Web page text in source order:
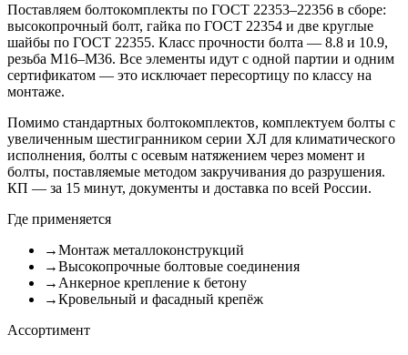
Поставляем болтокомплекты по ГОСТ 22353–22356 в сборе:
высокопрочный болт, гайка по ГОСТ 22354 и две круглые
шайбы по ГОСТ 22355. Класс прочности болта — 8.8 и 10.9,
резьба М16–М36. Все элементы идут с одной партии и одним
сертификатом — это исключает пересортицу по классу на
монтаже.
Помимо стандартных болтокомплектов, комплектуем болты с
увеличенным шестигранником серии ХЛ для климатического
исполнения, болты с осевым натяжением через момент и
болты, поставляемые методом закручивания до разрушения.
КП — за 15 минут, документы и доставка по всей России.
Где применяется
→Монтаж металлоконструкций
→Высокопрочные болтовые соединения
→ Анкерное крепление к бетону
→Кровельный и фасадный крепёж
Ассортимент